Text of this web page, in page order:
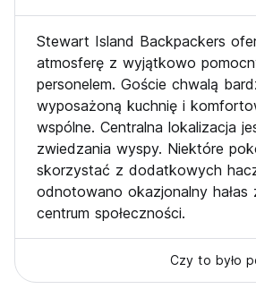
Stewart Island Backpackers
atmosferę z wyjątkowo
personelem. Goście chwalą
wyposażoną kuchnię i
wspólne. Centralna lokalizacja
zwiedzania wyspy. Niektóre
skorzystać z dodatkowych
odnotowano okazjonalny hałas
centrum społeczności.
Czy to było